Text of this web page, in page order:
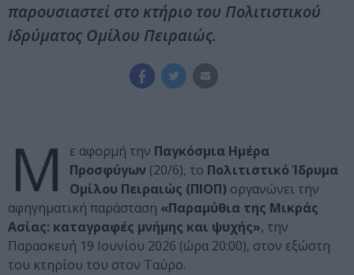
παρουσιαστεί στο κτήριο του Πολιτιστικού
Ιδρύματος Ομίλου Πειραιώς.
Μ ε αφορμή την Παγκόσμια Ημέρα
Προσφύγων (20/6), το Πολιτιστικό Ίδρυμα
Ομίλου Πειραιώς (ΠΙΟΠ) οργανώνει την
αφηγηματική παράσταση «Παραμύθια της Μικράς
Ασίας: καταγραφές μνήμης και ψυχής», την
Παρασκευή 19 Ιουνίου 2026 (ώρα 20:00), στον εξώστη
του κτηρίου του στον Ταύρο.